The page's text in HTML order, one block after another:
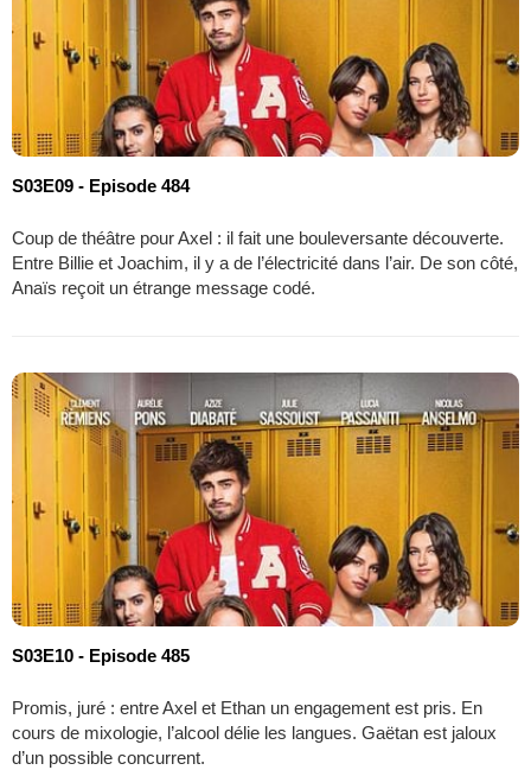
S03E09 - Episode 484
Coup de théâtre pour Axel : il fait une bouleversante découverte.
Entre Billie et Joachim, il y a de l’électricité dans l’air. De son côté,
Anaïs reçoit un étrange message codé.
S03E10 - Episode 485
Promis, juré : entre Axel et Ethan un engagement est pris. En
cours de mixologie, l’alcool délie les langues. Gaëtan est jaloux
d’un possible concurrent.